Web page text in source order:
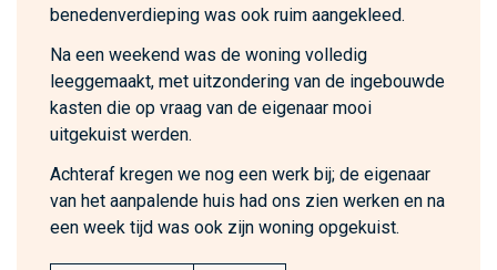
benedenverdieping was ook ruim aangekleed.
Na een weekend was de woning volledig
leeggemaakt, met uitzondering van de ingebouwde
kasten die op vraag van de eigenaar mooi
uitgekuist werden.
Achteraf kregen we nog een werk bij; de eigenaar
van het aanpalende huis had ons zien werken en na
een week tijd was ook zijn woning opgekuist.